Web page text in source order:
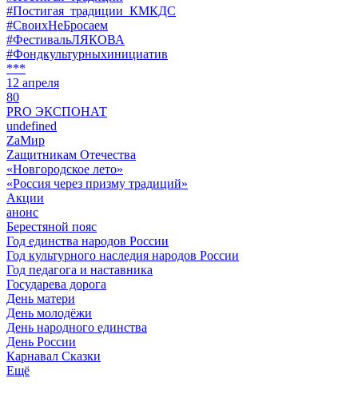
#Постигая_традиции_КМКДС
#СвоихНеБросаем
#ФестивальЛЯКОВА
#Фондкультурныхинициатив
***
12 апреля
80
PRO ЭКСПОНАТ
undefined
ZaМир
Zащитникам Отечества
«Новгородское лето»
«Россия через призму традиций»
Акции
анонс
Берестяной пояс
Год единства народов России
Год культурного наследия народов России
Год педагога и наставника
Государева дорога
День матери
День молодёжи
День народного единства
День России
Карнавал Сказки
Ещё